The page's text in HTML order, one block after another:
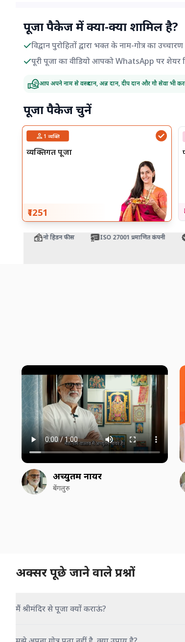
पूजा पैकेज में क्या-क्या शामिल है?
विद्वान पुरोहितों द्वारा भक्त के नाम-गोत्र का
पूरी पूजा का वीडियो आपको WhatsApp पर शेयर
आप अपने नाम से वस्त्र दान, अन्न दान, दीप दान और गौ सेवा भी
पूजा पैकेज चुनें
1 व्यक्ति
व्यक्तिगत पूजा
₹1251
नो हिडन फीस ISO 27001 प्रमाणित कंपनी
अच्युतम नायर
बेंगलुरु
अक्सर पूछे जाने वाले प्रश्नों
मैं श्रीमंदिर से पूजा क्यों कराऊं?